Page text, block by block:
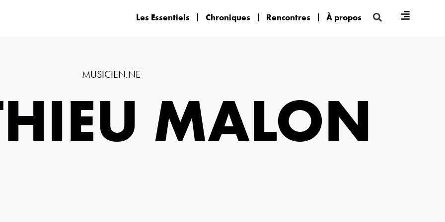
Les Essentiels Chroniques Rencontres À propos
MUSICIEN.NE
MALON